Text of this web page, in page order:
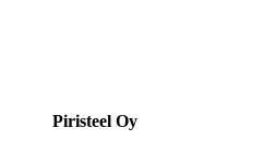
Piristeel Oy